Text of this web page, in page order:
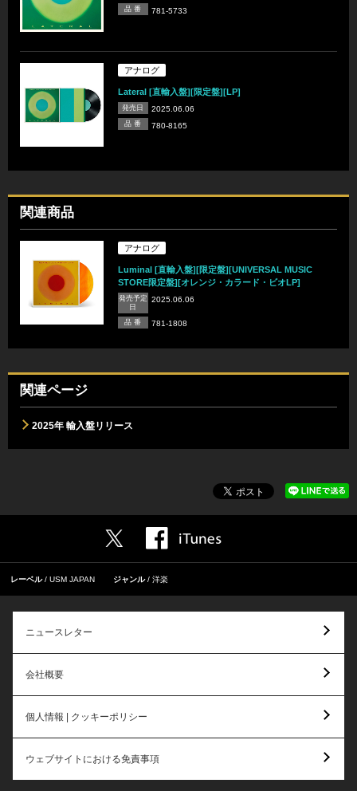
品 番 781-5733
アナログ
Lateral [直輸入盤][限定盤][LP]
発売日 2025.06.06
品 番 780-8165
関連商品
アナログ
Luminal [直輸入盤][限定盤][UNIVERSAL MUSIC
STORE限定盤][オレンジ・カラード・ビオLP]
発売予定
日
2025.06.06
品 番 781-1808
関連ページ
2025年 輸入盤リリース
レーベル USM JAPAN ジャンル 洋楽
ニュースレター
会社概要
個人情報 | クッキーポリシー
ウェブサイトにおける免責事項